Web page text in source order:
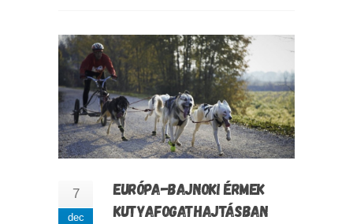
7
dec
EURÓPA-BAJNOKI ÉRMEK
KUTYAFOGATHAJTÁSBAN